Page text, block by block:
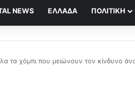
NEWS ΕΛΛΆΔΑ ΠΟΛΙΤΙΚΉ
τα χόμπι που μειώνουν τον κίνδυνο